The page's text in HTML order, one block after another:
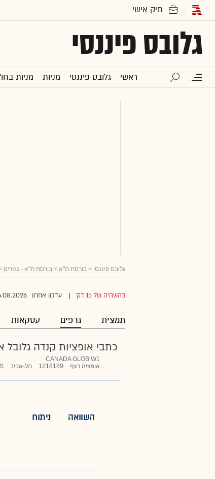
גלובס פיננסי
ראשי גלובס פיננסי מניות מניות
גלובס פיננסי > בורסת ת"א > בורסת ת"א - נגזרים
בהשהיה של 15 דק' עדכון אחרון
תמצית גרפים עסקאות
כתבי אופציות קנדה גלובל
CANADA GLOB W1
אופציה רצף
1218189 תל-אביב
השוואה ניתוח